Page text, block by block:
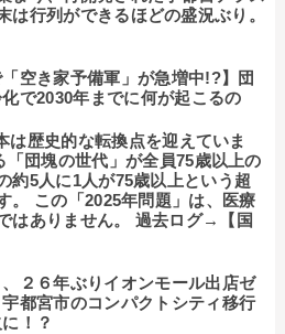
は行列ができるほどの盛況ぶり。
「空き家予備軍」が急増中!?】団
で2030年までに何が起こるの
は歴史的な転換点を迎えていま
「団塊の世代」が全員75歳以上の
約5人に1人が75歳以上という超
。 この「2025年問題」は、医療
はありません。 過去ログ→【国
、２６年ぶりイオンモール出店ゼ
都宮市のコンパクトシティ移行
！？